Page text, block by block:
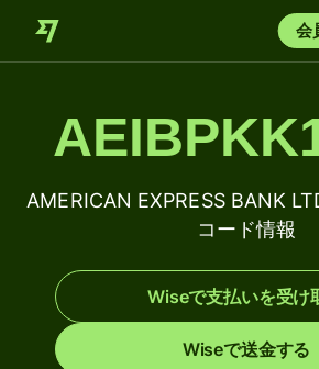
会
AMERICAN EXPRESS BANK
コード情報
Wiseで支払いを受け
Wiseで送金する